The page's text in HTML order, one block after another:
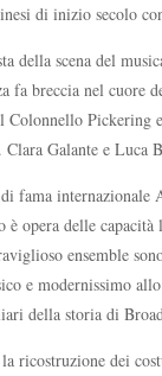
di inizio secolo
della scena del
fa breccia nel
Galante e
fama internazionale
è opera delle
ensemble
e modernissimo
della storia di
ricostruzione dei